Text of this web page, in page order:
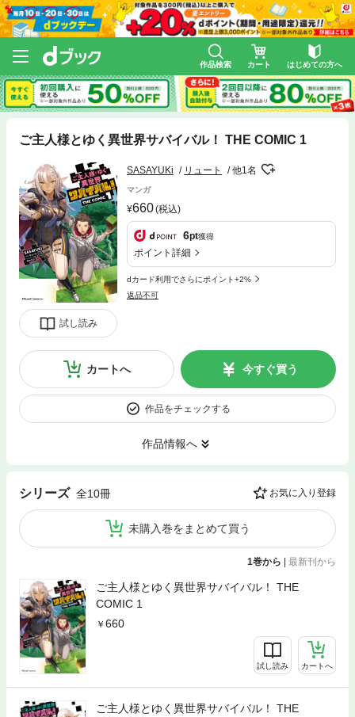
作品検索 カート はじめての方へ
ご主人様とゆく異世界サバイバル！ THE COMIC 1
試し読み
SASAYUKi リュート 他1名
マンガ
660(税込)
6pt獲得
ポイント詳細
dカード利用でさらにポイント+2%
返品不可
カートへ 今すぐ買う
作品をチェックする
作品情報へ
シリーズ 全10冊 お気に入り登録
未購入巻をまとめて買う
1巻から | 最新刊から
ご主人様とゆく異世界サバイバル！ THE
COMIC 1
660
試し読み カートへ
ご主人様とゆく異世界サバイバル！ THE